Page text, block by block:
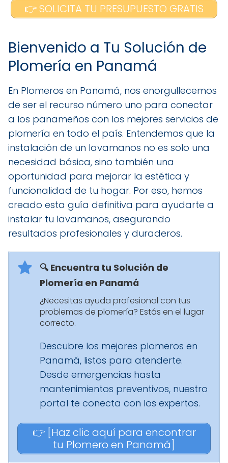
👉 SOLICITA TU PRESUPUESTO GRATIS
Bienvenido a Tu Solución de
Plomería en Panamá
En Plomeros en Panamá, nos enorgullecemos
de ser el recurso número uno para conectar
a los panameños con los mejores servicios de
plomería en todo el país. Entendemos que la
instalación de un lavamanos no es solo una
necesidad básica, sino también una
oportunidad para mejorar la estética y
funcionalidad de tu hogar. Por eso, hemos
creado esta guía definitiva para ayudarte a
instalar tu lavamanos, asegurando
resultados profesionales y duraderos.
🔍 Encuentra tu Solución de
Plomería en Panamá
¿Necesitas ayuda profesional con tus
problemas de plomería? Estás en el lugar
correcto.
Descubre los mejores plomeros en
Panamá, listos para atenderte.
Desde emergencias hasta
mantenimientos preventivos, nuestro
portal te conecta con los expertos.
👉 [Haz clic aquí para encontrar
tu Plomero en Panamá]